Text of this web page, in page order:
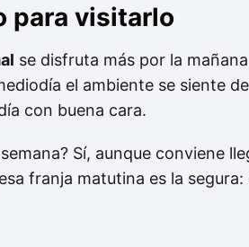
para visitarlo
se disfruta más por la
el ambiente se siente
con buena cara.
Sí, aunque conviene
franja matutina es la